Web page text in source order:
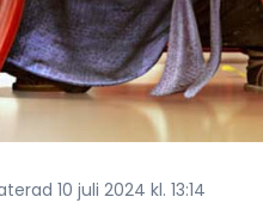
10 juli 2024 kl. 13:14